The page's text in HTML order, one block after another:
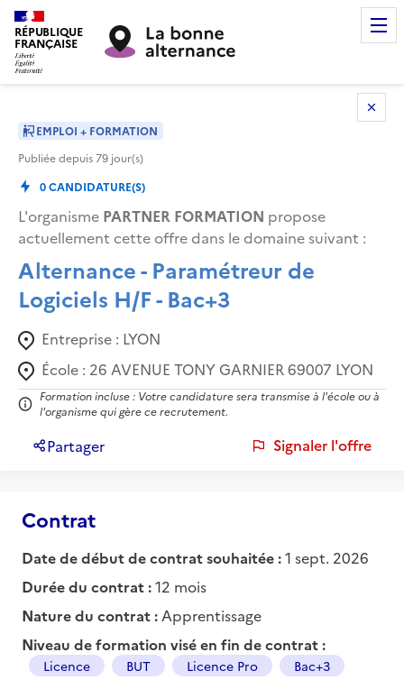
RÉPUBLIQUE
FRANÇAISE
EMPLOI + FORMATION
Publiée depuis79 jour(s)
0CANDIDATURE(S)
L'organisme PARTNER FORMATION propose
actuellement cette offre dans le domaine suivant :
Alternance - Paramétreur de
Logiciels H/F - Bac+3
Entreprise : LYON
École : 26 AVENUE TONY GARNIER 69007 LYON
Formation incluse : Votre candidature sera transmise à l'école ou à
l'organisme qui gère ce recrutement.
Partager Signaler l'offre
Contrat
Date de début de contrat souhaitée :1 sept. 2026
Durée du contrat :12 mois
Nature du contrat : Apprentissage
Niveau de formation visé en fin de contrat :
Licence BUT Licence Pro Bac+3